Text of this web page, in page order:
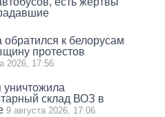
обратился к белорусам
протестов
2026, 17:56
уничтожила
склад ВОЗ в
9 августа 2026, 17:06